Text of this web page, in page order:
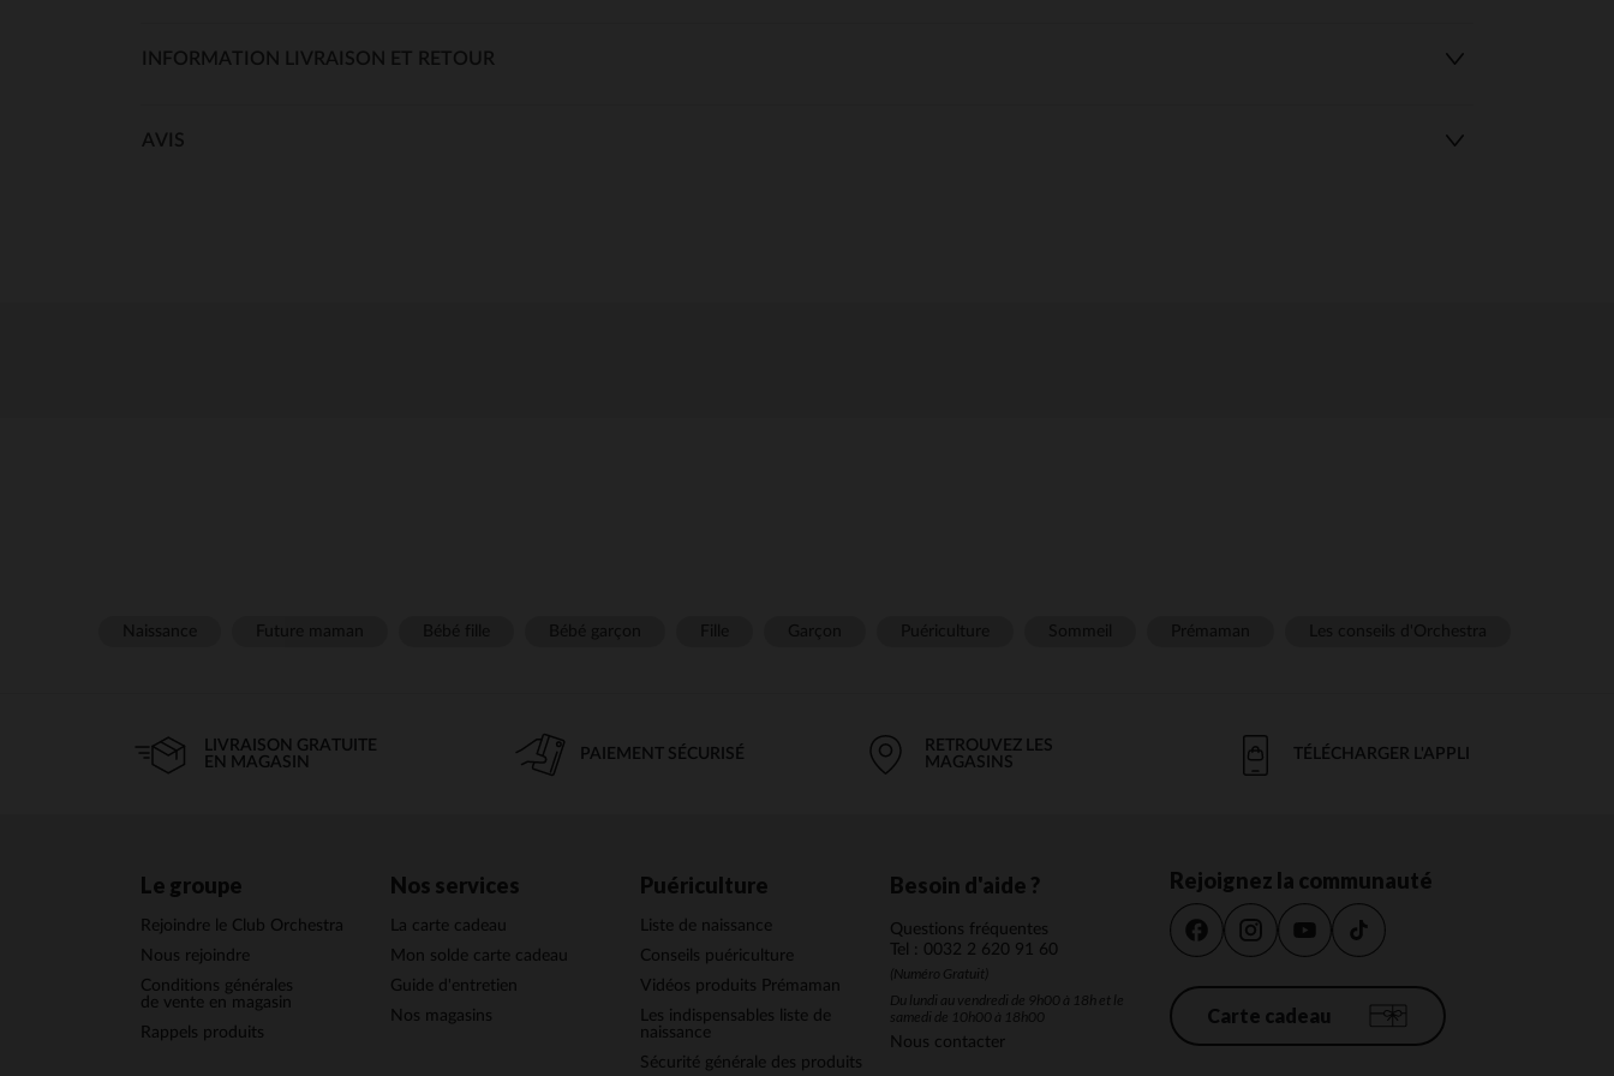
INFORMATION LIVRAISON ET RETOUR
AVIS
LIVRAISON GRATUITE
EN MAGASIN
PAIEMENT SÉCURISÉ
RETROUVEZ LES
MAGASINS
TÉLÉCHARGER L'APPLI
Le groupe
Rejoindre le Club Orchestra
Nous rejoindre
Conditions générales
de vente en magasin
Rappels produits
Nos services
La carte cadeau
Mon solde carte cadeau
Guide d'entretien
Nos magasins
Puériculture
Liste de naissance
Conseils puériculture
Vidéos produits Prémaman
Les indispensables liste de
naissance
Sécurité générale des produits
Besoin d'aide ?
Questions fréquentes
Tel : 0032 2 620 91 60
(Numéro Gratuit)
Du lundi au vendredi de 9h00 à 18h et le
samedi de 10h00 à 18h00
Nous contacter
Rejoignez la communauté
Carte cadeau